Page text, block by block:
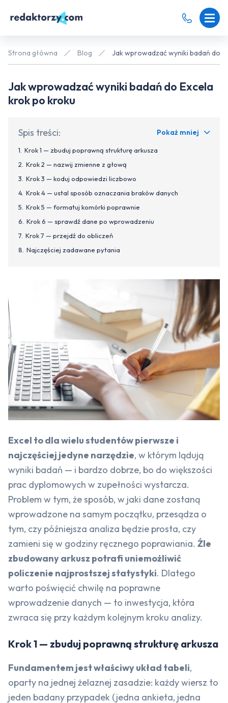
Strona główna Blog Jak wprowadzać wyniki badań do
Jak wprowadzać wyniki badań do Excela
krok po kroku
Spis treści: Pokaż mniej
Krok 1 — zbuduj poprawną strukturę arkusza
Krok 2 — nazwij zmienne z głową
Krok 3 — koduj odpowiedzi liczbowo
Krok 4 — ustal sposób oznaczania braków danych
Krok 5 — formatuj komórki poprawnie
Krok 6 — sprawdź dane po wprowadzeniu
Krok 7 — przejdź do obliczeń
Najczęściej zadawane pytania
Excel to dla wielu studentów pierwsze i
najczęściej jedyne narzędzie, w którym lądują
wyniki badań — i bardzo dobrze, bo do większości
prac dyplomowych w zupełności wystarcza.
Problem w tym, że sposób, w jaki dane zostaną
wprowadzone na samym początku, przesądza o
tym, czy późniejsza analiza będzie prosta, czy
zamieni się w godziny ręcznego poprawiania. Źle
zbudowany arkusz potrafi uniemożliwić
policzenie najprostszej statystyki. Dlatego
warto poświęcić chwilę na poprawne
wprowadzenie danych — to inwestycja, która
zwraca się przy każdym kolejnym kroku analizy.
Krok 1 — zbuduj poprawną strukturę arkusza
Fundamentem jest właściwy układ tabeli,
oparty na jednej żelaznej zasadzie: każdy wiersz to
jeden badany przypadek (jedna ankieta, jedna